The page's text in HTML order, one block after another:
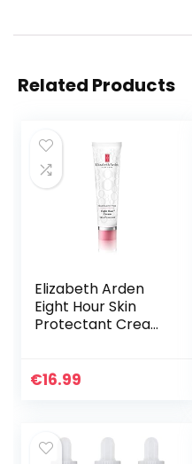
Related Products
Elizabeth Arden
Eight Hour Skin
Protectant Cream
€16.99